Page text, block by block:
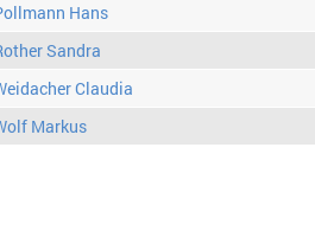
Hans
Sandra
Claudia
Markus